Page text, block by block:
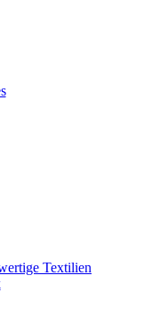
Textilien